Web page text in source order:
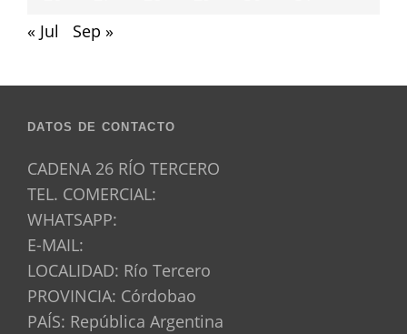
« Jul
Sep »
DATOS DE CONTACTO
CADENA 26 RÍO TERCERO
TEL. COMERCIAL:
WHATSAPP:
E-MAIL:
LOCALIDAD: Río Tercero
PROVINCIA: Córdobao
PAÍS: República Argentina